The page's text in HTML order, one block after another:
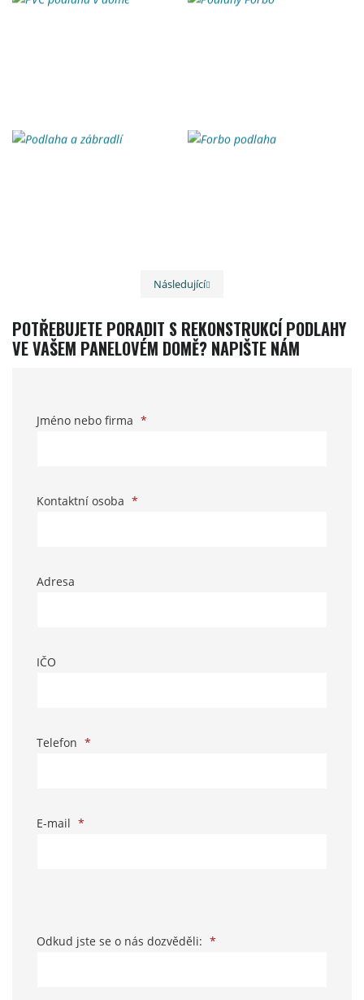
Následující
POTŘEBUJETE PORADIT S REKONSTRUKCÍ PODLAHY
VE VAŠEM PANELOVÉM DOMĚ? NAPIŠTE NÁM
Jméno nebo firma *
Kontaktní osoba *
Adresa
IČO
Telefon *
E-mail *
Odkud jste se o nás dozvěděli: *